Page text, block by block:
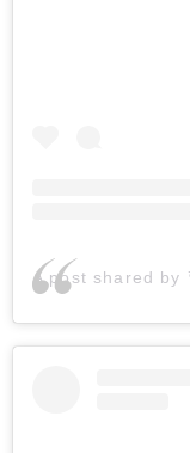
A post shared by